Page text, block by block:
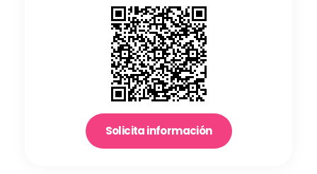
Solicita información